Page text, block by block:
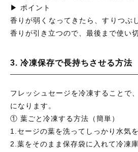
▶ ポイント
香りが弱くなってきたら、すりつぶ
香りが引き立つので、最後まで使い
3. 冷凍保存で長持ちさせる方法
フレッシュセージを冷凍することで
になります。
① 葉ごと冷凍する方法（簡単）
1.セージの葉を洗ってしっかり水気
2.葉をそのまま保存袋に入れて冷凍